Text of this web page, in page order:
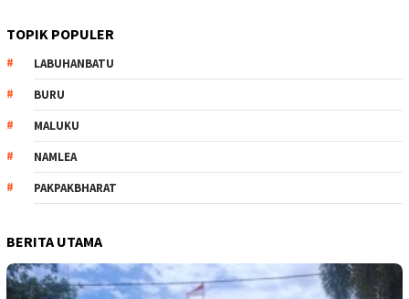
TOPIK POPULER
LABUHANBATU
BURU
MALUKU
NAMLEA
PAKPAKBHARAT
BERITA UTAMA